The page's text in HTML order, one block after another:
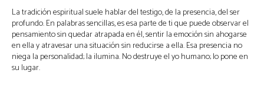
La tradición espiritual suele hablar del testigo, de la presencia, del ser
profundo. En palabras sencillas, es esa parte de ti que puede observar el
pensamiento sin quedar atrapada en él, sentir la emoción sin ahogarse
en ella y atravesar una situación sin reducirse a ella. Esa presencia no
niega la personalidad; la ilumina. No destruye el yo humano; lo pone en
su lugar.